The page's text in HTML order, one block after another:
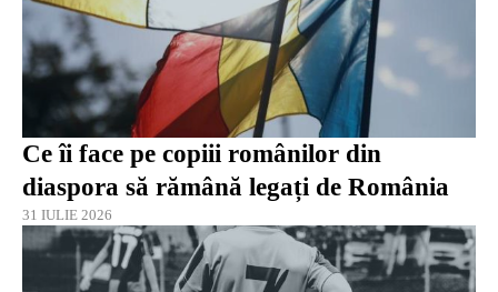
Ce îi face pe copiii românilor din
diaspora să rămână legați de România
31 IULIE 2026